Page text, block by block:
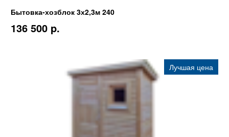
Бытовка-хозблок 3х2,3м 240
136 500 p.
Лучшая цена